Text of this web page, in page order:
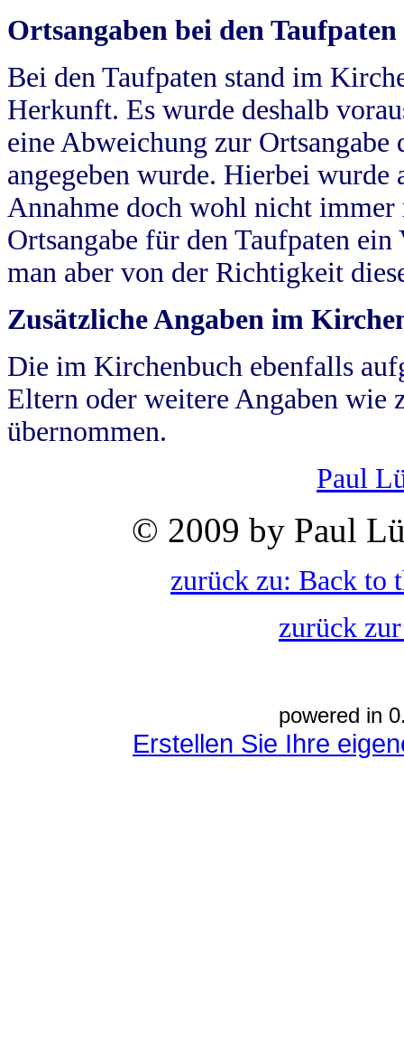
Ortsangaben bei den Taufpaten
Bei den Taufpaten stand im
Herkunft. Es wurde deshalb
eine Abweichung zur
angegeben wurde. Hierbei wurde
Annahme doch wohl nicht
Ortsangabe für den Taufpaten
man aber von der Richtigkeit
Zusätzliche Angaben im
Die im Kirchenbuch ebenfalls
Eltern oder weitere Angaben wie
übernommen.
Paul
© 2009 by Paul
zurück zu: Back to
zurück
powered in
Erstellen Sie Ihre